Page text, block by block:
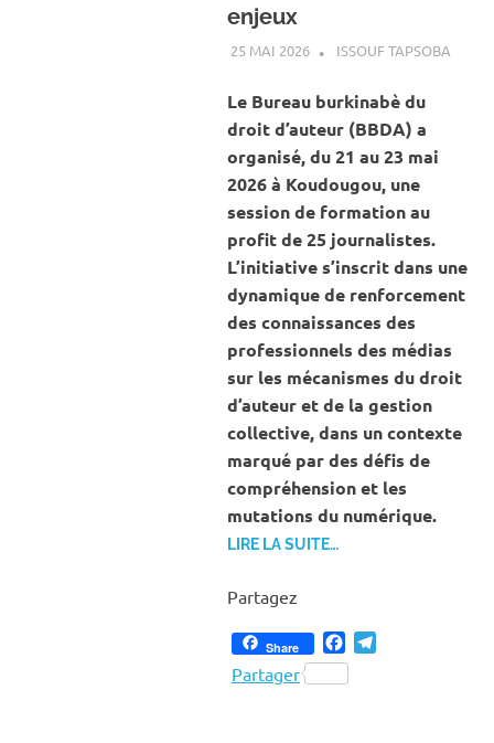
enjeux
25 MAI 2026 ISSOUF TAPSOBA
Le Bureau burkinabè du
droit d’auteur (BBDA) a
organisé, du 21 au 23 mai
2026 à Koudougou, une
session de formation au
profit de 25 journalistes.
L’initiative s’inscrit dans une
dynamique de renforcement
des connaissances des
professionnels des médias
sur les mécanismes du droit
d’auteur et de la gestion
collective, dans un contexte
marqué par des défis de
compréhension et les
mutations du numérique.
LIRE LA SUITE…
Partagez
Share Facebook
Partager